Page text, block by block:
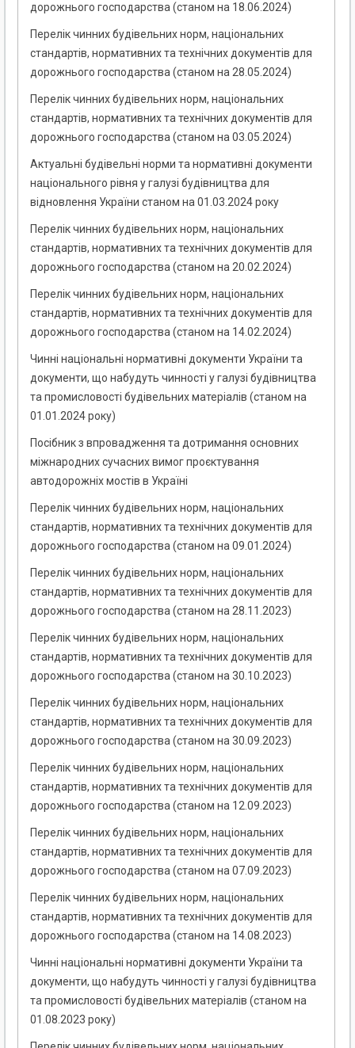
дорожнього господарства (станом на 18.06.2024)
Перелік чинних будівельних норм, національних
стандартів, нормативних та технічних документів для
дорожнього господарства (станом на 28.05.2024)
Перелік чинних будівельних норм, національних
стандартів, нормативних та технічних документів для
дорожнього господарства (станом на 03.05.2024)
Актуальні будівельні норми та нормативні документи
національного рівня у галузі будівництва для
відновлення України станом на 01.03.2024 року
Перелік чинних будівельних норм, національних
стандартів, нормативних та технічних документів для
дорожнього господарства (станом на 20.02.2024)
Перелік чинних будівельних норм, національних
стандартів, нормативних та технічних документів для
дорожнього господарства (станом на 14.02.2024)
Чинні національні нормативні документи України та
документи, що набудуть чинності у галузі будівництва
та промисловості будівельних матеріалів (станом на
01.01.2024 року)
Посібник з впровадження та дотримання основних
міжнародних сучасних вимог проєктування
автодорожніх мостів в Україні
Перелік чинних будівельних норм, національних
стандартів, нормативних та технічних документів для
дорожнього господарства (станом на 09.01.2024)
Перелік чинних будівельних норм, національних
стандартів, нормативних та технічних документів для
дорожнього господарства (станом на 28.11.2023)
Перелік чинних будівельних норм, національних
стандартів, нормативних та технічних документів для
дорожнього господарства (станом на 30.10.2023)
Перелік чинних будівельних норм, національних
стандартів, нормативних та технічних документів для
дорожнього господарства (станом на 30.09.2023)
Перелік чинних будівельних норм, національних
стандартів, нормативних та технічних документів для
дорожнього господарства (станом на 12.09.2023)
Перелік чинних будівельних норм, національних
стандартів, нормативних та технічних документів для
дорожнього господарства (станом на 07.09.2023)
Перелік чинних будівельних норм, національних
стандартів, нормативних та технічних документів для
дорожнього господарства (станом на 14.08.2023)
Чинні національні нормативні документи України та
документи, що набудуть чинності у галузі будівництва
та промисловості будівельних матеріалів (станом на
01.08.2023 року)